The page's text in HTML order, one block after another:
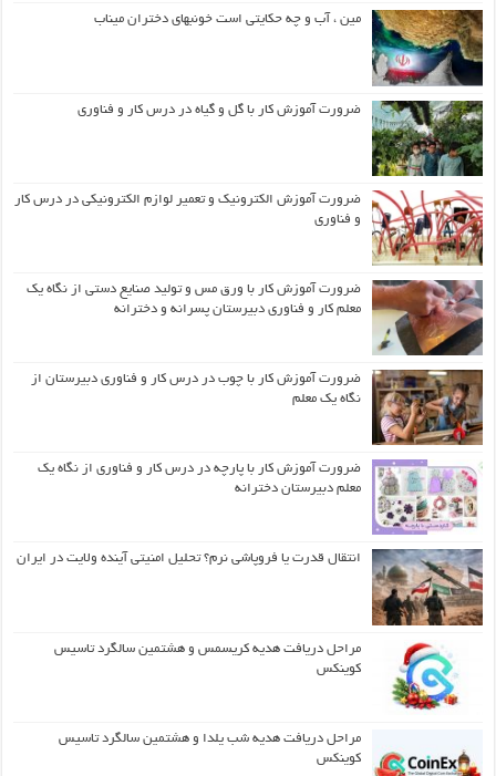
مین ، آب و چه حکایتی است خونبهای دختران میناب
ضرورت آموزش کار با گل و گیاه در درس کار و فناوری
ضرورت آموزش الکترونیک و تعمیر لوازم الکترونیکی در درس کار
و فناوری
ضرورت آموزش کار با ورق مس و تولید صنایع دستی از نگاه یک
معلم کار و فناوری دبیرستان پسرانه و دخترانه
ضرورت آموزش کار با چوب در درس کار و فناوری دبیرستان از
نگاه یک معلم
ضرورت آموزش کار با پارچه در درس کار و فناوری از نگاه یک
معلم دبیرستان دخترانه
انتقال قدرت یا فروپاشی نرم؟ تحلیل امنیتی آینده ولایت در ایران
مراحل دریافت هدیه کریسمس و هشتمین سالگرد تاسیس
کوینکس
مراحل دریافت هدیه شب یلدا و هشتمین سالگرد تاسیس
کوینکس